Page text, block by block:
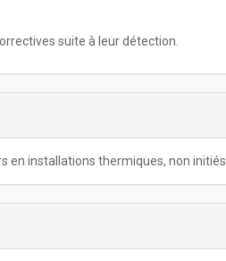
suite à leur détection.
en installations thermiques, non initiés.